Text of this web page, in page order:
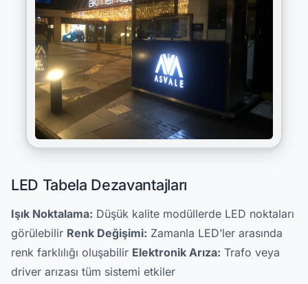
LED Tabela Dezavantajları
Işık Noktalama: Düşük kalite modüllerde LED noktaları
görülebilir Renk Değişimi: Zamanla LED’ler arasında
renk farklılığı oluşabilir Elektronik Arıza: Trafo veya
driver arızası tüm sistemi etkiler